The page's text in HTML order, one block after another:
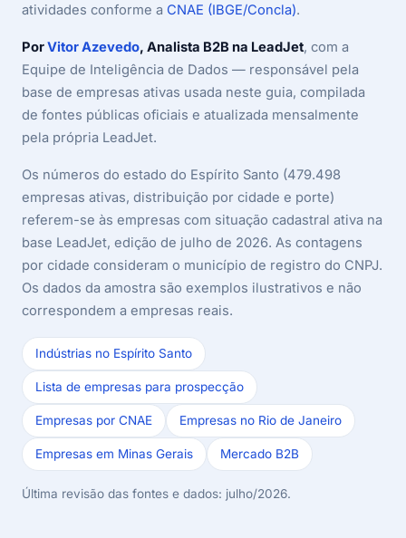
atividades conforme a CNAE (IBGE/Concla).
PorVitor Azevedo, Analista B2B na LeadJet, com a
Equipe de Inteligência de Dados — responsável pela
base de empresas ativas usada neste guia, compilada
de fontes públicas oficiais e atualizada mensalmente
pela própria LeadJet.
Os números do estado do Espírito Santo (479.498
empresas ativas, distribuição por cidade e porte)
referem-se às empresas com situação cadastral ativa na
base LeadJet, edição de julho de 2026. As contagens
por cidade consideram o município de registro do CNPJ.
Os dados da amostra são exemplos ilustrativos e não
correspondem a empresas reais.
Indústrias no Espírito Santo
Lista de empresas para prospecção
Empresas por CNAE Empresas no Rio de Janeiro
Empresas em Minas Gerais Mercado B2B
Última revisão das fontes e dados: julho/2026.